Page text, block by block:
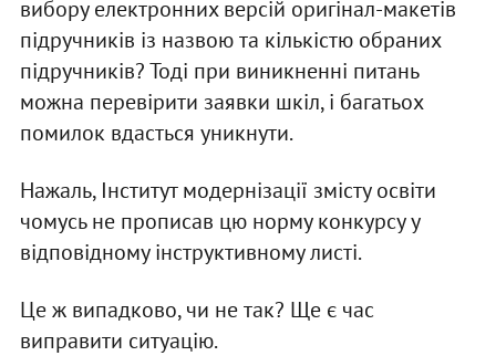
вибору електронних версій оригінал-макетів
підручників із назвою та кількістю обраних
підручників? Тоді при виникненні питань
можна перевірити заявки шкіл, і багатьох
помилок вдасться уникнути.
Нажаль, Інститут модернізації змісту освіти
чомусь не прописав цю норму конкурсу у
відповідному інструктивному листі.
Це ж випадково, чи не так? Ще є час
виправити ситуацію.